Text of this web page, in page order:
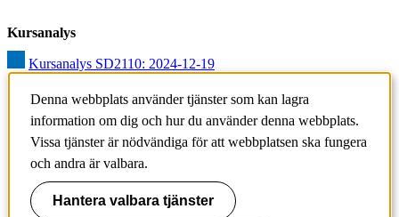
Kursanalys
Kursanalys SD2110: 2024-12-19
Förändringar som har införts till den här kursomgången
examination, possibilities to ask questions during the oral
examination, summative evaluation during the oral examination etc).
intentionally asking little bit more difficult questions. It resulted in a
Denna webbplats använder tjänster som kan lagra
information om dig och hur du använder denna webbplats.
Vissa tjänster är nödvändiga för att webbplatsen ska fungera
och andra är valbara.
Hantera valbara tjänster